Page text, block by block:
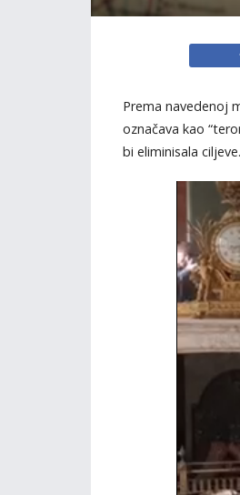
Prema navedenoj
označava kao
bi eliminisala ciljeve.